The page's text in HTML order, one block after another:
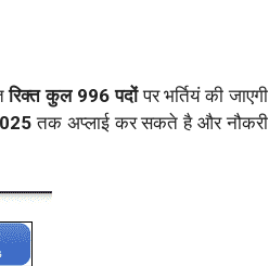
रिक्त कुल 996 पदोंपर भर्तियं की जाएगी
तक अप्लाई कर सकते है और नौकरी